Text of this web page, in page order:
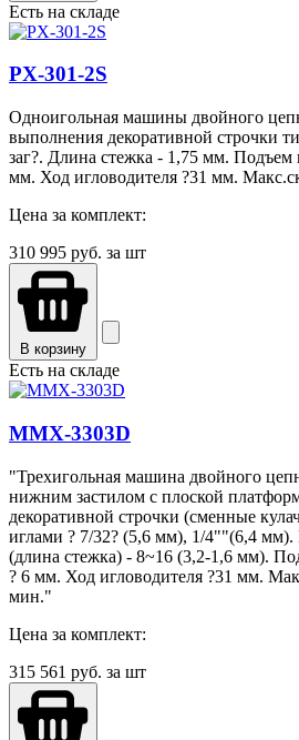
Есть на складе
PX-301-2S
Одноигольная машины двойного
выполнения декоративной строчки
заг?. Длина стежка - 1,75 мм.
мм. Ход игловодителя ?31 мм.
Цена за комплект:
310 995 руб. за шт
В корзину
Есть на складе
MMX-3303D
"Трехигольная машина двойного
нижним застилом с плоской
декоративной строчки (сменные
иглами ? 7/32? (5,6 мм), 1/4""(6,4
(длина стежка) - 8~16 (3,2-1,6 мм).
? 6 мм. Ход игловодителя ?31 мм.
мин."
Цена за комплект:
315 561 руб. за шт